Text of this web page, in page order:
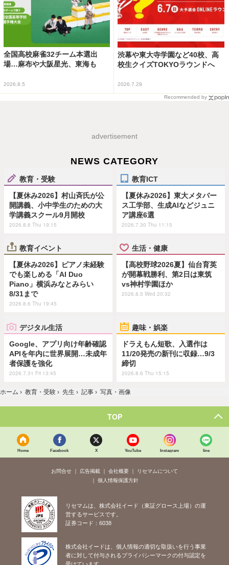
全国高校麻雀32チーム本選出
場…麻布や大阪星光、東海も
2026.8.5
渋幕や東大寺学園など40校、高
校生クイズTOKYOラウンドへ
2026.7.29
Recommended by
advertisement
NEWS CATEGORY
教育・受験
【夏休み2026】村山斉氏が公
開講義、小中学生のための大
学講義スクール9月開校
2026.8.6 Thu 19:15
教育ICT
【夏休み2026】東大メタバー
ス工学部、生成AIなどジュニ
ア講座6選
2026.7.30 Thu 11:15
教育イベント
【夏休み2026】ピアノ未経験
でも楽しめる「AI Duo
Piano」横浜みなとみらい
8/31まで
2026.8.6 Thu 19:45
生活・健康
【高校野球2026夏】仙台育英
が開幕戦勝利、第2日は東筑
vs神村学園ほか
2026.8.5 Wed 20:32
デジタル生活
Google、アプリ向け年齢確認
APIを年内に世界展開…未成年
者保護を強化
2026.7.31 Fri 13:45
趣味・娯楽
ドラえもん短歌、入選作は
11/20発売の新刊に収録…9/3
締切
2026.8.6 Thu 15:15
ホーム › 教育・受験 › 先生 › 記事 › 写真・画像
TOP
Home Facebook X YouTube Instagram line
お問合せ 広告掲載 会社概要
リセマムについて
個人情報保護方針
リセマムは、株式会社イード（東証グロース上場）の運
営するサービスです。
証券コード：6038
株式会社イードは、個人情報の適切な取扱いを行う事業
者に対して付与されるプライバシーマークの付与認定を